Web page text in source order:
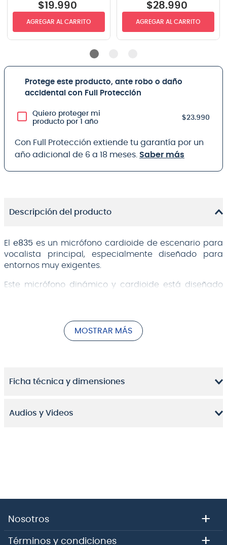
$19.990
AGREGAR AL CARRITO
$28.990
AGREGAR AL CARRITO
Protege este producto, ante robo o daño
accidental con Full Protección
Quiero proteger mi
producto por 1 año
$23.990
Con Full Protección extiende tu garantía por un
año adicional de 6 a 18 meses. Saber más
Descripción del producto
El e835 es un micrófono cardioide de escenario para
vocalista principal, especialmente diseñado para
entornos muy exigentes.
Este micrófono dinámico y cardioide está diseñado
Está pensado para grabaciones caseras, estudios
MOSTRAR MÁS
Ficha técnica y dimensiones
Audios y Videos
Nosotros +
Términos y condiciones +